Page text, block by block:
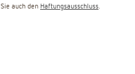
auch den Haftungsausschluss.